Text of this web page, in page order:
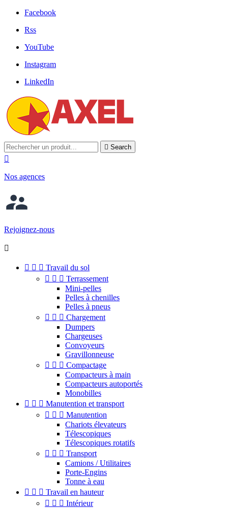
Facebook
Rss
YouTube
Instagram
LinkedIn
 Search

Nos agences
Rejoignez-nous

   Travail du sol
   Terrassement
Mini-pelles
Pelles à chenilles
Pelles à pneus
   Chargement
Dumpers
Chargeuses
Convoyeurs
Gravillonneuse
   Compactage
Compacteurs à main
Compacteurs autoportés
Monobilles
   Manutention et transport
   Manutention
Chariots élevateurs
Télescopiques
Télescopiques rotatifs
   Transport
Camions / Utilitaires
Porte-Engins
Tonne à eau
   Travail en hauteur
   Intérieur